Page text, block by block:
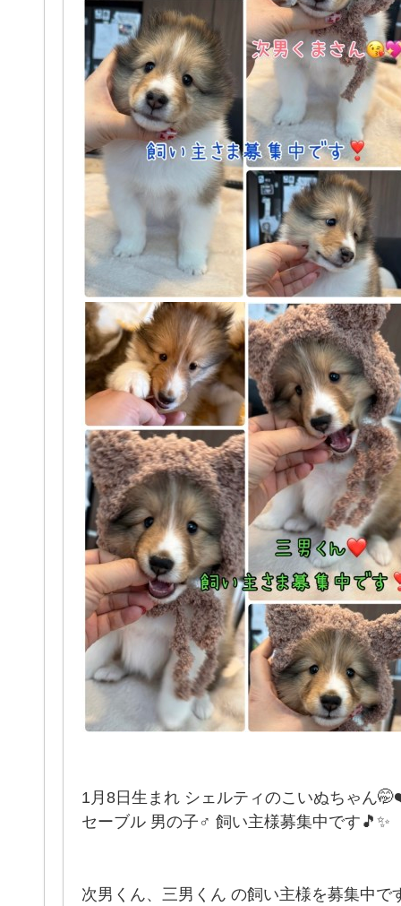
1月8日生まれ シェルティのこいぬちゃん
セーブル 男の子♂ 飼い主様募集中です🎵✨
次男くん、三男くん の飼い主様を募集中で